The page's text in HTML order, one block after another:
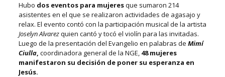
Hubo dos eventos para mujeresque sumaron 214
asistentes en el que se realizaron actividades de agasajo y
relax. El evento contó con la participación musical de la artista
Joselyn Alvarezquien cantó y tocó el violín para las invitadas.
Luego de la presentación del Evangelio en palabras de Mimí
Ciulla, coordinadora general de la NGE, 48 mujeres
manifestaron su decisión de poner su esperanza en
Jesús.